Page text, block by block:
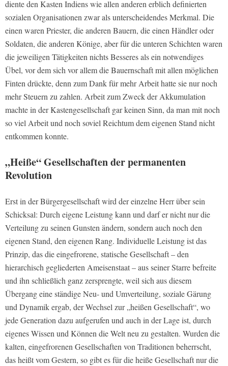
diente den Kasten Indiens wie allen anderen erblich definierten
sozialen Organisationen zwar als unterscheidendes Merkmal. Die
einen waren Priester, die anderen Bauern, die einen Händler oder
Soldaten, die anderen Könige, aber für die unteren Schichten waren
die jeweiligen Tätigkeiten nichts Besseres als ein notwendiges
Übel, vor dem sich vor allem die Bauernschaft mit allen möglichen
Finten drückte, denn zum Dank für mehr Arbeit hatte sie nur noch
mehr Steuern zu zahlen. Arbeit zum Zweck der Akkumulation
machte in der Kastengesellschaft gar keinen Sinn, da man mit noch
so viel Arbeit und noch soviel Reichtum dem eigenen Stand nicht
entkommen konnte.
„Heiße“ Gesellschaften der permanenten
Revolution
Erst in der Bürgergesellschaft wird der einzelne Herr über sein
Schicksal: Durch eigene Leistung kann und darf er nicht nur die
Verteilung zu seinen Gunsten ändern, sondern auch noch den
eigenen Stand, den eigenen Rang. Individuelle Leistung ist das
Prinzip, das die eingefrorene, statische Gesellschaft – den
hierarchisch gegliederten Ameisenstaat – aus seiner Starre befreite
und ihn schließlich ganz zersprengte, weil sich aus diesem
Übergang eine ständige Neu- und Umverteilung, soziale Gärung
und Dynamik ergab, der Wechsel zur „heißen Gesellschaft“, wo
jede Generation dazu aufgerufen und auch in der Lage ist, durch
eigenes Wissen und Können die Welt neu zu gestalten. Wurden die
kalten, eingefrorenen Gesellschaften von Traditionen beherrscht,
das heißt vom Gestern, so gibt es für die heiße Gesellschaft nur die